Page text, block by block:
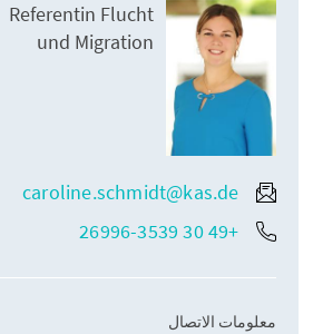
Referentin Flucht
und Migration
caroline.schmidt@kas.de
+49 30 26996-3539
معلومات الاتصال